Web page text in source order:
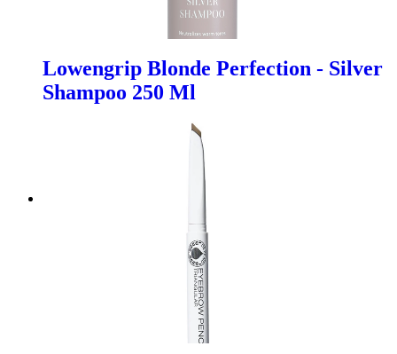
Lowengrip Blonde Perfection - Silver
Shampoo 250 Ml